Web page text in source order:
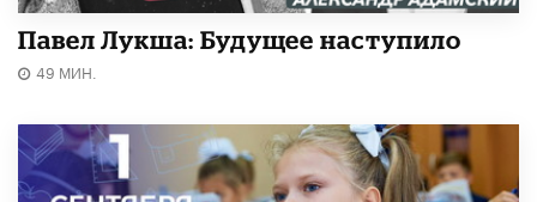
Павел Лукша: Будущее наступило
49 МИН.